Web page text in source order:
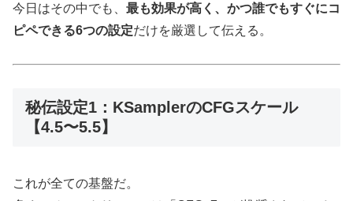
今日はその中でも、 最も効果が高く、かつ誰でもすぐにコ
ピペできる6つの設定だけを厳選して伝える。
秘伝設定1：KSamplerのCFGスケール
【4.5〜5.5】
これが全ての基盤だ。